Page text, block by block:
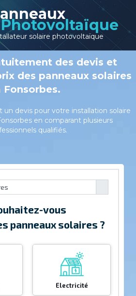
Photovoltaïque
solaire photovoltaïque
des devis et
des panneaux solaires
Fonsorbes.
devis pour votre installation solaire
en comparant plusieurs
qualifiés.